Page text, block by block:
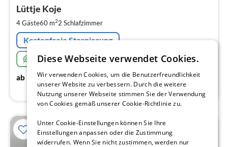
Lüttje Koje
4 Gäste60 m22 Schlafzimmer
Kostenfreie Stornierung
Nachhaltig
ab 118 €/ Nacht
Diese Webseite verwendet Cookies.
Wir verwenden Cookies, um die Benutzerfreundlichkeit
unserer Website zu verbessern. Durch die weitere
Nutzung unserer Webseite stimmen Sie der Verwendung
von Cookies gemäß unserer Cookie-Richtlinie zu.
Unter Cookie-Einstellungen können Sie Ihre
Einstellungen anpassen oder die Zustimmung
widerrufen. Wenn Sie nicht zustimmen, werden nur